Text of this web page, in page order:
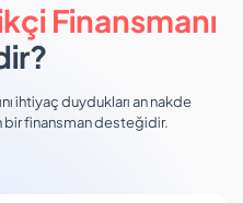
Finansmanı
ihtiyaç duydukları an nakde
finansman desteğidir.